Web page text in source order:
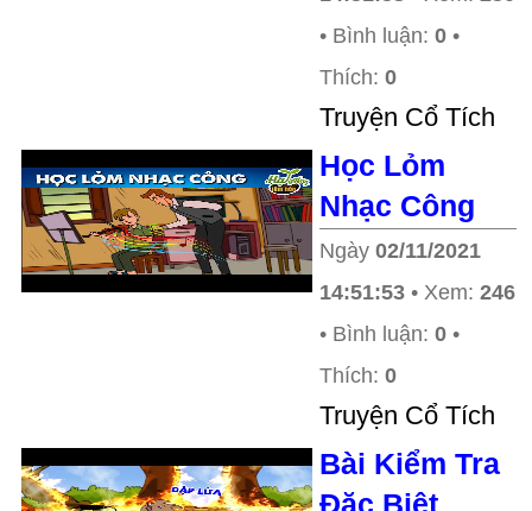
• Bình luận: 0 •
Thích: 0
Truyện Cổ Tích
Học Lỏm
Nhạc Công
Ngày 02/11/2021
14:51:53 • Xem: 246
• Bình luận: 0 •
Thích: 0
Truyện Cổ Tích
Bài Kiểm Tra
Đặc Biệt